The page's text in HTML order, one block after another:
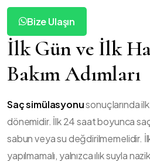
Bize Ulaşın
İlk Gün ve İlk
Bakım Adımları
Saç simülasyonusonuçlarında
dönemidir. İlk 24 saat boyunca
sabun veya su değdirilmemelidir.
yapılmamalı, yalnızca ılık suyla